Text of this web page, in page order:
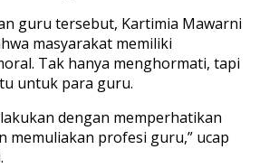
guru tersebut, Kartimia Mawarni
masyarakat memiliki
Tak hanya menghormati, tapi
untuk para guru.
dengan memperhatikan
memuliakan profesi guru,” ucap